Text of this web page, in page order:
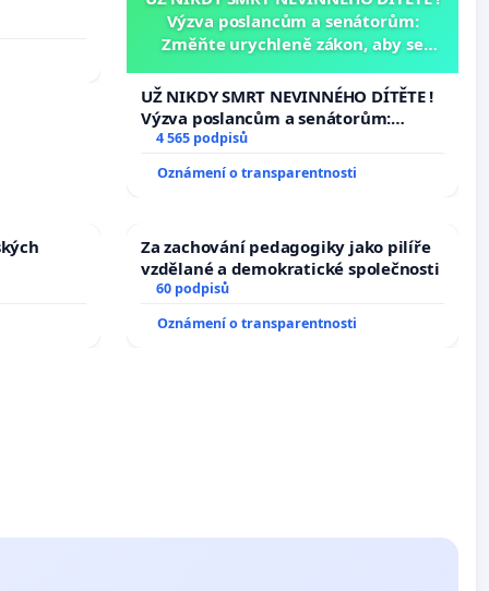
Výzva poslancům a senátorům:
Změňte urychleně zákon, aby se
opakovat!
UŽ NIKDY SMRT NEVINNÉHO DÍTĚTE !
Výzva poslancům a senátorům:
Změňte urychleně zákon, aby se
opakovat!
4 565 podpisů
Oznámení o transparentnosti
Za zachování pedagogiky jako pilíře
vzdělané a demokratické společnosti
60 podpisů
Oznámení o transparentnosti